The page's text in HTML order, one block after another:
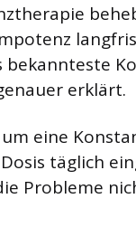
bekannteste
erklärt.
eine
täglich
Probleme